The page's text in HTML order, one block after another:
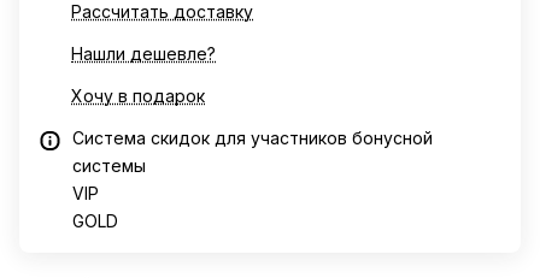
Рассчитать доставку
Нашли дешевле?
Хочу в подарок
Система скидок для участников бонусной
системы
VIP
GOLD